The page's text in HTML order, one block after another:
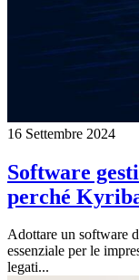
16 Settembre 2024
Software
perché
Adottare un software
essenziale per le
legati...